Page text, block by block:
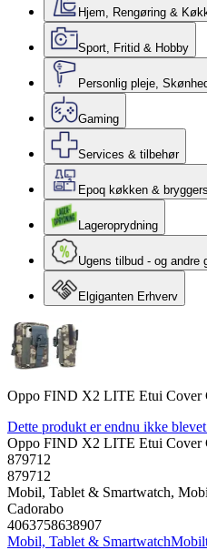
Hjem, Rengøring &
Sport, Fritid & Hobby
Personlig pleje,
Gaming
Services & tilbehør
Epoq køkken & bryggers
Lageroprydning
Ugens tilbud - og andre
Elgiganten Erhverv
Oppo FIND X2 LITE Etui Cover
Dette produkt er endnu ikke
Oppo FIND X2 LITE Etui Cover
879712
879712
Mobil, Tablet & Smartwatch,
Cadorabo
4063758638907
Mobil, Tablet & Smartwatch